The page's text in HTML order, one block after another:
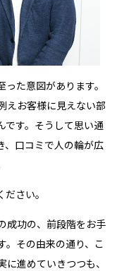
た意図があります。
えお客様に見えない部
です。そうして思い通
、口コミで人の輪が広
さい。
成功の、前段階をお手
。その由来の通り、こ
進めていきつつも、